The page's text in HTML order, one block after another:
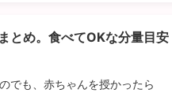
とめ。食べてOKな分量目安
でも、赤ちゃんを授かったら